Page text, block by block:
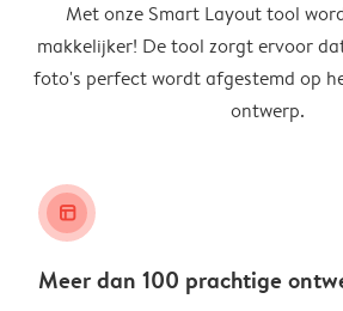
Met onze Smart Layout tool
makkelijker! De tool zorgt ervoor
foto's perfect wordt afgestemd op
ontwerp.
layout_alt
Meer dan 100 prachtige